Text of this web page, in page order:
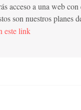
acceso a una web
son nuestros planes
este link